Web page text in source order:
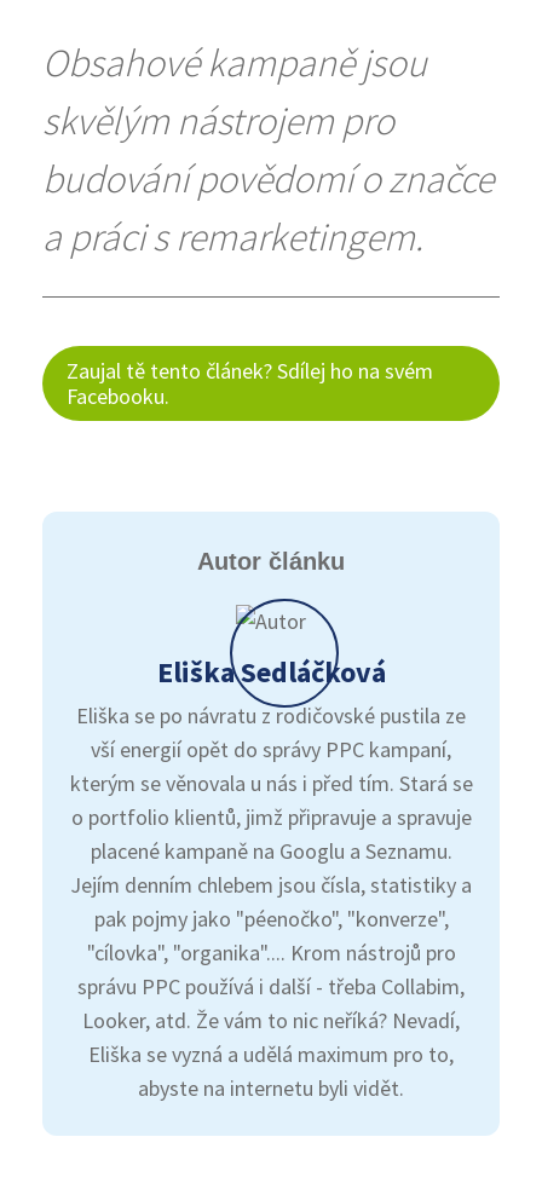
Obsahové kampaně jsou
skvělým nástrojem pro
budování povědomí o značce
a práci s remarketingem.
Zaujal tě tento článek? Sdílej ho na svém
Facebooku.
Autor článku
Eliška Sedláčková
Eliška se po návratu z rodičovské pustila ze
vší energií opět do správy PPC kampaní,
kterým se věnovala u nás i před tím. Stará se
o portfolio klientů, jimž připravuje a spravuje
placené kampaně na Googlu a Seznamu.
Jejím denním chlebem jsou čísla, statistiky a
pak pojmy jako "péenočko", "konverze",
"cílovka", "organika".... Krom nástrojů pro
správu PPC používá i další - třeba Collabim,
Looker, atd. Že vám to nic neříká? Nevadí,
Eliška se vyzná a udělá maximum pro to,
abyste na internetu byli vidět.